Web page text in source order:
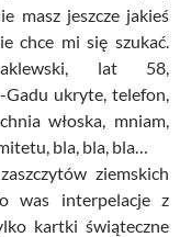
masz jeszcze jakieś
chce mi się szukać.
lat 58,
Gadu ukryte, telefon,
włoska, mniam,
bla, bla, bla…
ziemskich
was interpelacje z
kartki świąteczne